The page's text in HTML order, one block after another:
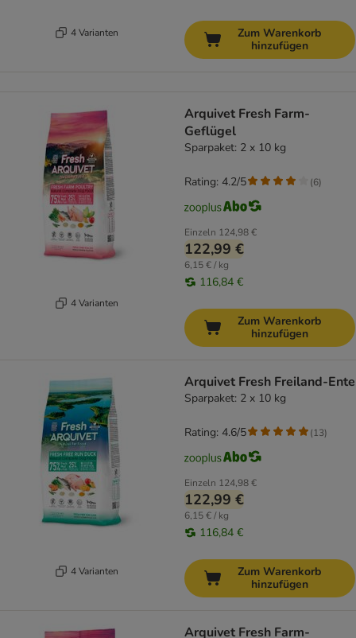
4 Varianten
Zum Warenkorb
hinzufügen
4 Varianten
Arquivet Fresh Farm-
Geflügel
Sparpaket: 2 x 10 kg
Einzeln 124,98 €
122,99 €
6,15 € / kg
116,84 €
Rating: 4.2/5 (6)
Zum Warenkorb
hinzufügen
4 Varianten
Arquivet Fresh Freiland-Ente
Sparpaket: 2 x 10 kg
Einzeln 124,98 €
122,99 €
6,15 € / kg
116,84 €
Rating: 4.6/5 (13)
Zum Warenkorb
hinzufügen
Arquivet Fresh Farm-